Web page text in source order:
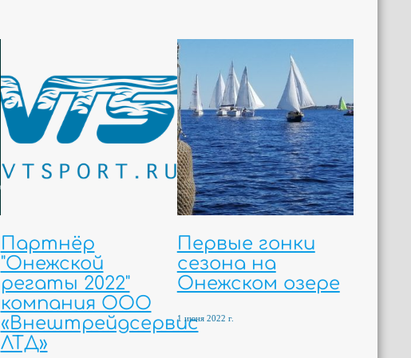
Партнёр
"Онежской
регаты 2022"
компания ООО
«Внештрейдсервис
ЛТД»
Первые гонки
сезона на
Онежском озере
1 июня 2022 г.